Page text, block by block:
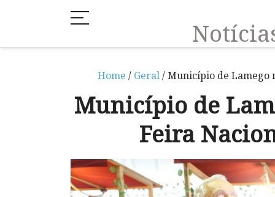
Home / Geral/ Município de Lamego
Município de
Feira